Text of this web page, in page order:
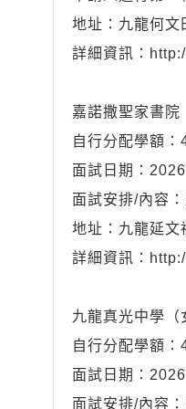
地址：九龍何文
詳細資訊：
嘉諾撒聖家書院
自行分配學額：
面試日期：
面試安排/內容
地址：九龍延文
詳細資訊：
九龍真光中學（
自行分配學額：
面試日期：
面試安排/內容